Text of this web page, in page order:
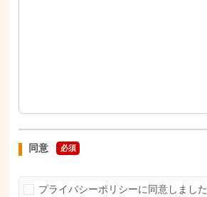
同意 必須
プライバシーポリシーに同意しました